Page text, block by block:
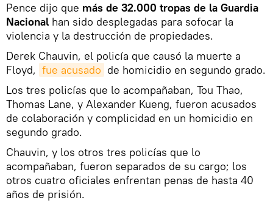
Pence dijo que más de 32.000 tropas de la Guardia
Nacional han sido desplegadas para sofocar la
violencia y la destrucción de propiedades.
Derek Chauvin, el policía que causó la muerte a
Floyd, fue acusado de homicidio en segundo grado.
Los tres policías que lo acompañaban, Tou Thao,
Thomas Lane, y Alexander Kueng, fueron acusados
de colaboración y complicidad en un homicidio en
segundo grado.
Chauvin, y los otros tres policías que lo
acompañaban, fueron separados de su cargo; los
otros cuatro oficiales enfrentan penas de hasta 40
años de prisión.